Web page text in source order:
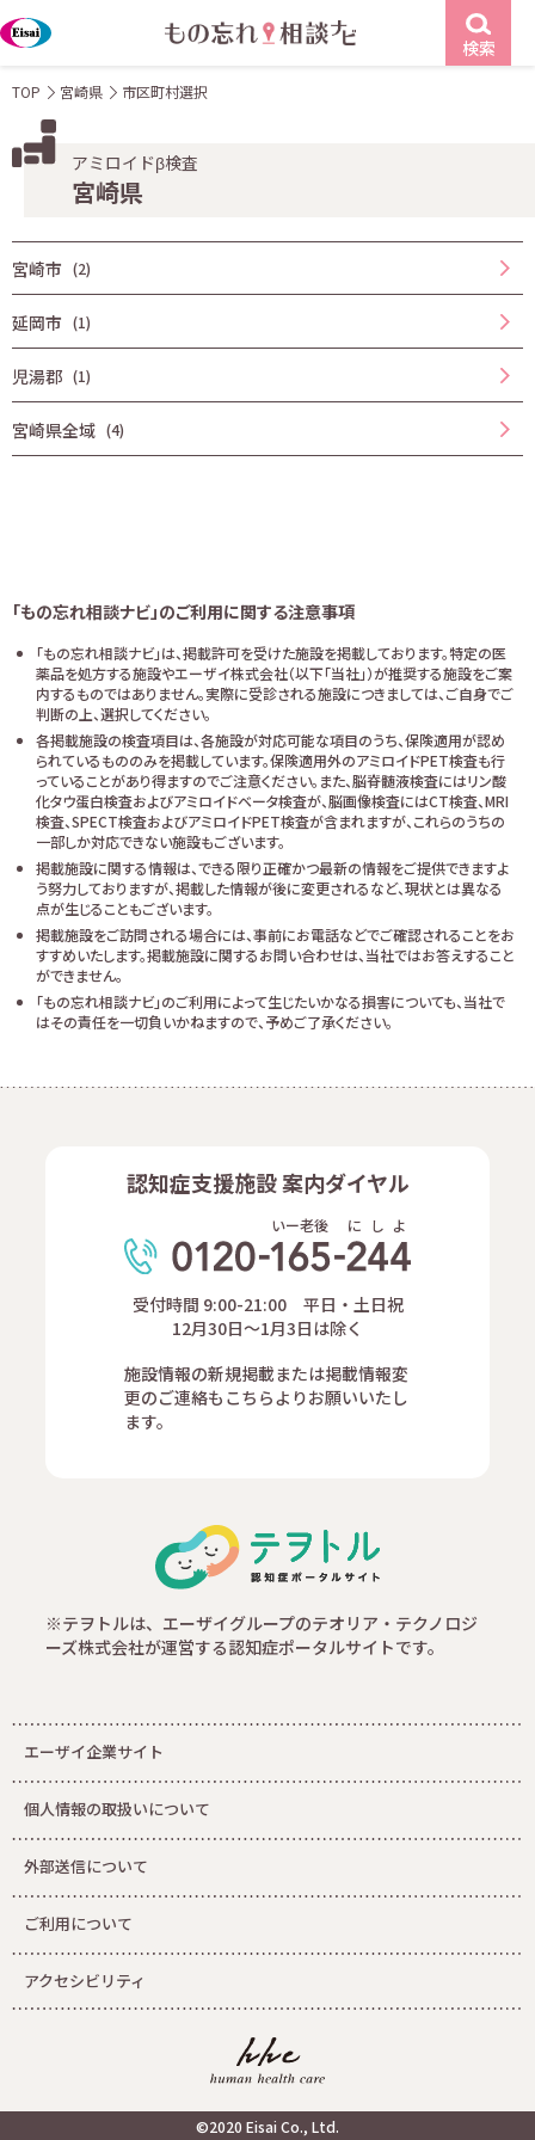
検索
TOP 宮崎県 市区町村選択
アミロイドβ検査
宮崎県
宮崎市 (2)
延岡市 (1)
児湯郡 (1)
宮崎県全域 (4)
「もの忘れ相談ナビ」のご利用に関する注意事項
「もの忘れ相談ナビ」は、掲載許可を受けた施設を掲載しております。特定の医
薬品を処方する施設やエーザイ株式会社（以下「当社」）が推奨する施設をご案
内するものではありません。実際に受診される施設につきましては、ご自身でご
判断の上、選択してください。
各掲載施設の検査項目は、各施設が対応可能な項目のうち、保険適用が認め
られているもののみを掲載しています。保険適用外のアミロイドPET検査も行
っていることがあり得ますのでご注意ください。また、脳脊髄液検査にはリン酸
化タウ蛋白検査およびアミロイドベータ検査が、脳画像検査にはCT検査、MRI
検査、SPECT検査およびアミロイドPET検査が含まれますが、これらのうちの
一部しか対応できない施設もございます。
掲載施設に関する情報は、できる限り正確かつ最新の情報をご提供できますよ
う努力しておりますが、掲載した情報が後に変更されるなど、現状とは異なる
点が生じることもございます。
掲載施設をご訪問される場合には、事前にお電話などでご確認されることをお
すすめいたします。掲載施設に関するお問い合わせは、当社ではお答えすること
ができません。
「もの忘れ相談ナビ」のご利用によって生じたいかなる損害についても、当社で
はその責任を一切負いかねますので、予めご了承ください。
認知症支援施設 案内ダイヤル
いー老後 に し よ
受付時間 9:00-21:00 平日・土日祝
12月30日～1月3日は除く
施設情報の新規掲載または掲載情報変
更のご連絡もこちらよりお願いいたし
ます。
※テヲトルは、エーザイグループのテオリア・テクノロジ
ーズ株式会社が運営する認知症ポータルサイトです。
エーザイ企業サイト
個人情報の取扱いについて
外部送信について
ご利用について
アクセシビリティ
©2020 Eisai Co., Ltd.